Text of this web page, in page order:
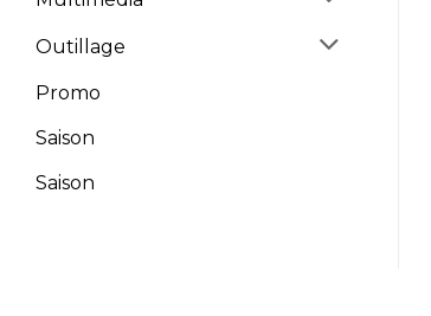
Outillage
Promo
Saison
Saison